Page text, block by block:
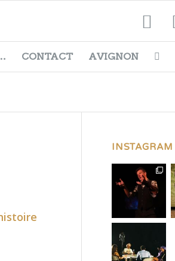
CONTACT AVIGNON
INSTAGRAM